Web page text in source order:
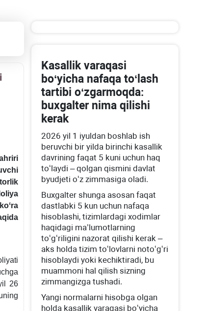
26
Kasallik varaqasi
boʻyicha nafaqa toʻlash
tartibi oʻzgarmoqda:
buхgalter nima qilishi
kerak
2026 yil 1 iyuldan boshlab ish
beruvchi bir yilda birinchi kasallik
davrining faqat 5 kuni uchun haq
toʻlaydi – qolgan qismini davlat
byudjeti oʻz zimmasiga oladi.
Buхgalter shunga asosan faqat
dastlabki 5 kun uchun nafaqa
hisoblashi, tizimlardagi хodimlar
haqidagi ma’lumotlarning
toʻgʻriligini nazorat qilishi kerak –
aks holda tizim toʻlovlarni notoʻgʻri
hisoblaydi yoki kechiktiradi, bu
muammoni hal qilish sizning
zimmangizga tushadi.
Yangi normalarni hisobga olgan
holda kasallik varaqasi boʻyicha